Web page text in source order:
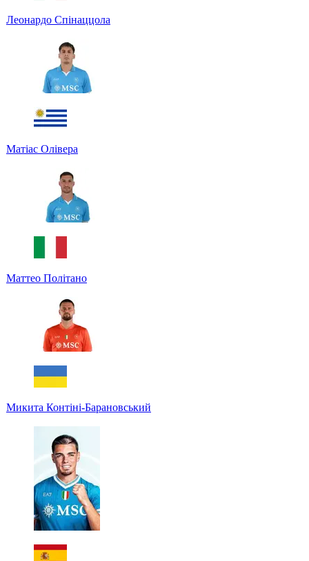
Леонардо Спінаццола
Матіас Олівера
Маттео Політано
Микита Контіні-Барановський